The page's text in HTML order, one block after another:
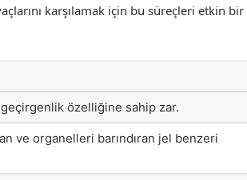
karşılamak için bu süreçleri etkin bir
özelliğine sahip zar.
ve organelleri barındıran jel benzeri